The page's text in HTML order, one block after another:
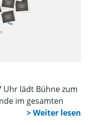
Uhr lädt Bühne zum
im gesamten